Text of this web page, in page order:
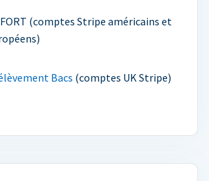
(comptes Stripe américains et
Bacs (comptes UK Stripe)